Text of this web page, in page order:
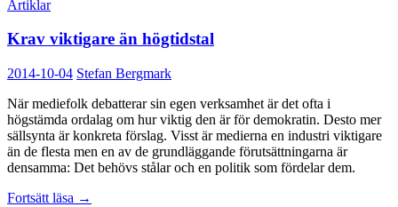
Artiklar
Krav viktigare än högtidstal
2014-10-04 Stefan Bergmark
När mediefolk debatterar sin egen verksamhet är det ofta i
högstämda ordalag om hur viktig den är för demokratin. Desto mer
sällsynta är konkreta förslag. Visst är medierna en industri viktigare
än de flesta men en av de grundläggande förutsättningarna är
densamma: Det behövs stålar och en politik som fördelar dem.
Fortsätt läsa Krav
→